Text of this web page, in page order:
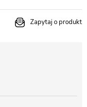
Zapytaj o produkt